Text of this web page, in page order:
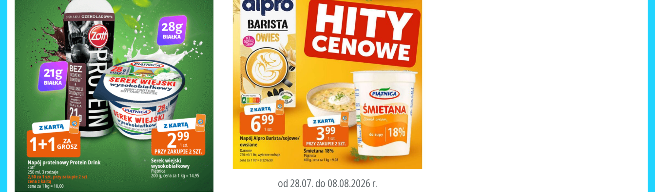
od 28.07. do 08.08.2026 r.